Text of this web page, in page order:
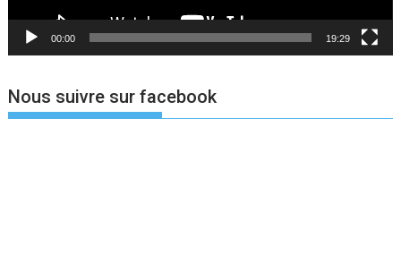
00:00 19:29
Nous suivre sur facebook